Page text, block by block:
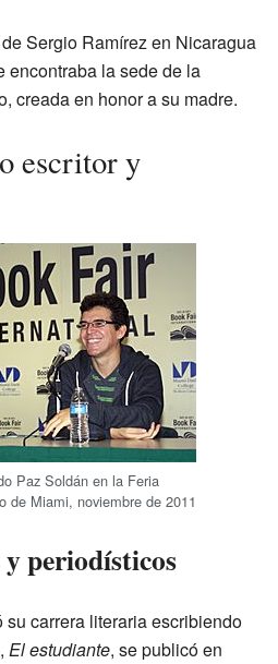
Sergio Ramírez en Nicaragua
encontraba la sede de la
creada en honor a su madre.
escritor y
Paz Soldán en la Feria
de Miami, noviembre de 2011
periodísticos
carrera literaria escribiendo
El estudiante, se publicó en